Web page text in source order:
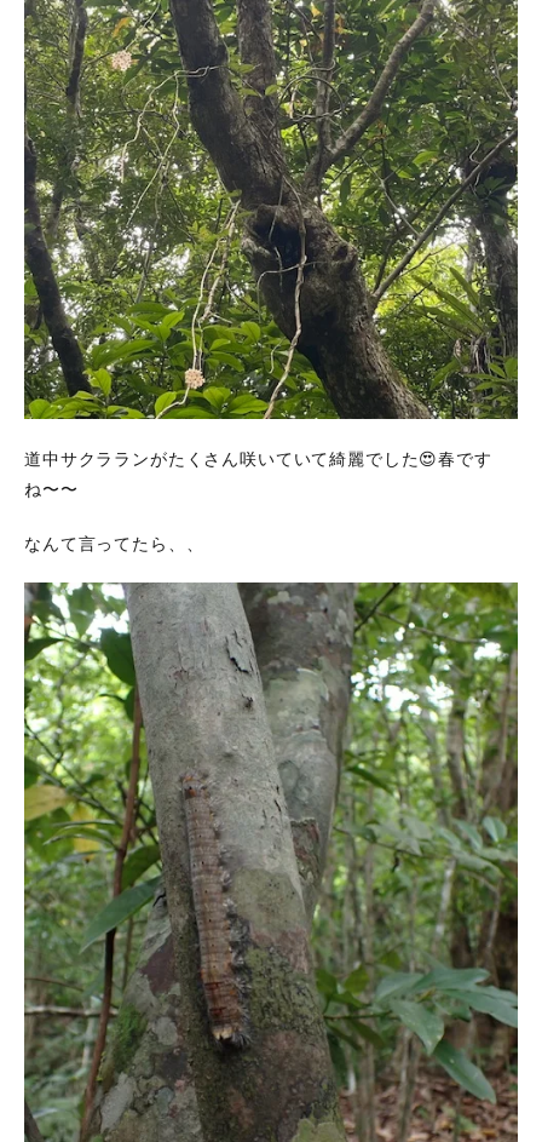
道中サクラランがたくさん咲いていて綺麗でした😍春です
ね〜〜
なんて言ってたら、、